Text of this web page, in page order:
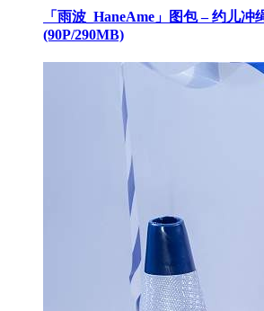
「雨波_HaneAme」图包 – 约儿冲
(90P/290MB)